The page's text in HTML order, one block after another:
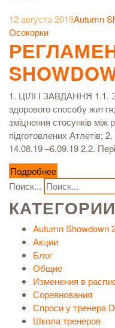
12 августа 2019Autumn
Осокорки
1. ЦІЛІ І ЗАВДАННЯ 1.1.
здорового способу
зміцнення стосунків
підготовлених Атлетів;
14.08.19 –6.09.19 2.2.
Подробнее
Поиск...
КАТЕГОРИИ
Autumn Showdown
Акции
Блог
Общие
Изменения в
Соревнования
Спроси у тренера
Школа тренеров